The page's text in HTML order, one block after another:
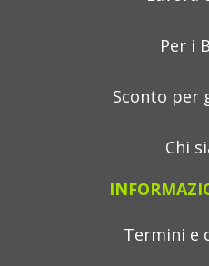
Per i
Sconto per
Chi
Termini e